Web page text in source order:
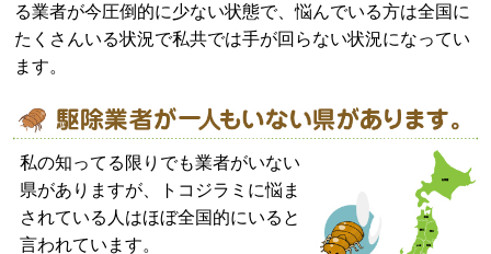
る業者が今圧倒的に少ない状態で、悩んでいる方は全国に
たくさんいる状況で私共では手が回らない状況になってい
ます。
私の知ってる限りでも業者がいない
県がありますが、トコジラミに悩ま
されている人はほぼ全国的にいると
言われています。